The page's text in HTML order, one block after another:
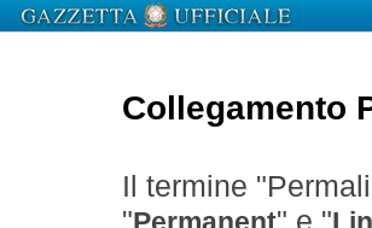
Collegamento
Il termine
"
" e "